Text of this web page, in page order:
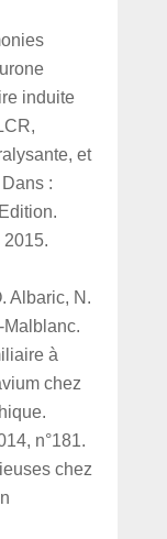
induite
et
:
2015.
Albaric, N.
Malblanc.
à
chez
n°181.
chez